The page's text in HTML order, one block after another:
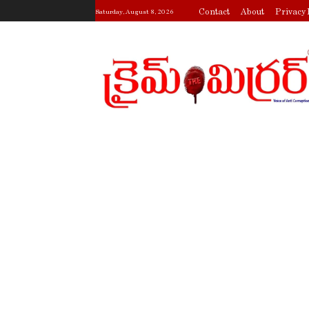
Saturday, August 8, 2026 Contact About Privacy